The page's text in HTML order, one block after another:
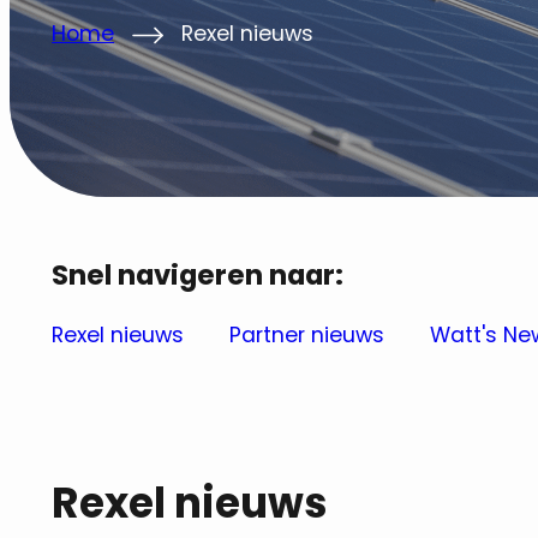
Home Rexel nieuws
Snel navigeren naar:
Rexel nieuws Partner nieuws Watt's
Rexel nieuws